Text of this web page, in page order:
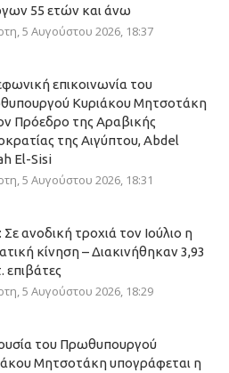
55 ετών και άνω
5 Αυγούστου 2026, 18:37
επικοινωνία του
Κυριάκου Μητσοτάκη
Πρόεδρο της Αραβικής
της Αιγύπτου, Abdel
El-Sisi
5 Αυγούστου 2026, 18:31
ανοδική τροχιά τον Ιούλιο η
κίνηση – Διακινήθηκαν 3,93
επιβάτες
5 Αυγούστου 2026, 18:29
του Πρωθυπουργού
Μητσοτάκη υπογράφεται η